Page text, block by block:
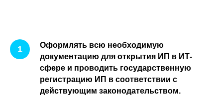
Оформлять всю необходимую
документацию для открытия ИП в ИТ-
сфере и проводить государственную
регистрацию ИП в соответствии с
действующим законодательством.